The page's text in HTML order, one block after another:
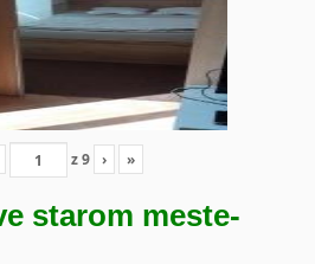
z9 › »
starom meste-